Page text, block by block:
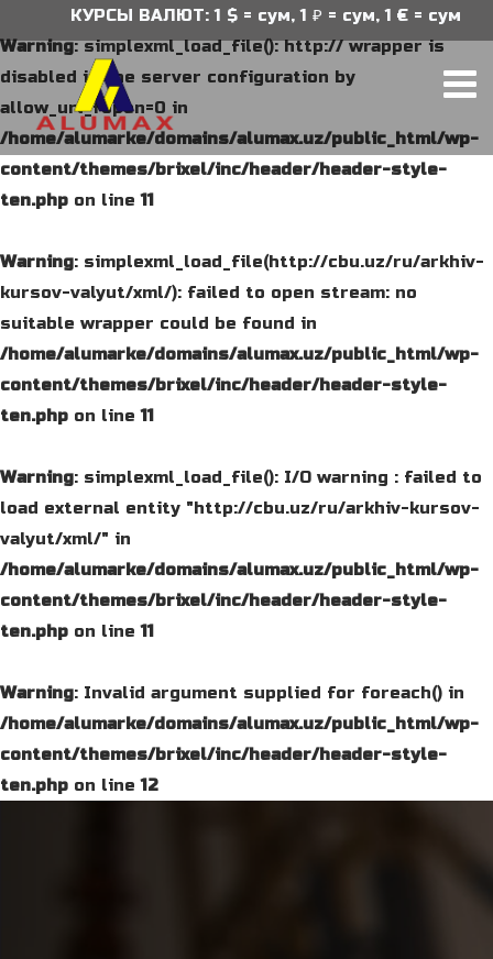
Warning: simplexml_load_file(): http:// wrapper is
disabled in the server configuration by
allow_url_fopen=0 in
/home/alumarke/domains/alumax.uz/public_html/wp-
content/themes/brixel/inc/header/header-style-
ten.php on line11
Warning: simplexml_load_file(http://cbu.uz/ru/arkhiv-
kursov-valyut/xml/): failed to open stream: no
suitable wrapper could be found in
/home/alumarke/domains/alumax.uz/public_html/wp-
content/themes/brixel/inc/header/header-style-
ten.php on line11
Warning: simplexml_load_file(): I/O warning : failed to
load external entity "http://cbu.uz/ru/arkhiv-kursov-
valyut/xml/" in
/home/alumarke/domains/alumax.uz/public_html/wp-
content/themes/brixel/inc/header/header-style-
ten.php on line11
Warning: Invalid argument supplied for foreach() in
/home/alumarke/domains/alumax.uz/public_html/wp-
content/themes/brixel/inc/header/header-style-
ten.php on line12
КУРСЫ ВАЛЮТ: 1 $ = сум, 1 ₽ = сум, 1 € = сум